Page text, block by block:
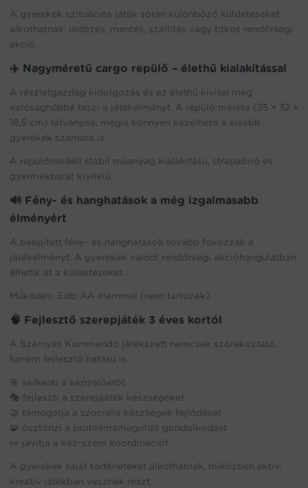
A gyerekek szituációs játék során különböző küldetéseket
alkothatnak: üldözés, mentés, szállítás vagy titkos rendőrségi
akció.
✈️ Nagyméretű cargo repülő – élethű kialakítással
A részletgazdag kidolgozás és az élethű kivitel még
valósághűbbé teszi a játékélményt. A repülő mérete (35 × 32 ×
18,5 cm) látványos, mégis könnyen kezelhető a kisebb
gyerekek számára is.
A repülőmodell stabil műanyag kialakítású, strapabíró és
gyermekbarát kivitelű.
🔊 Fény- és hanghatások a még izgalmasabb
élményért
A beépített fény- és hanghatások tovább fokozzák a
játékélményt. A gyerekek valódi rendőrségi akcióhangulatban
élhetik át a küldetéseket.
Működés: 3 db AA elemmel (nem tartozék).
🧠 Fejlesztő szerepjáték 3 éves kortól
A Szárnyas Kommandó játékszett nemcsak szórakoztató,
hanem fejlesztő hatású is:
🎯 serkenti a képzelőerőt
🎭 fejleszti a szerepjáték készségeket
🤝 támogatja a szociális készségek fejlődését
🧩 ösztönzi a problémamegoldó gondolkodást
👀 javítja a kéz-szem koordinációt
A gyerekek saját történeteket alkothatnak, miközben aktív,
kreatív játékban vesznek részt.